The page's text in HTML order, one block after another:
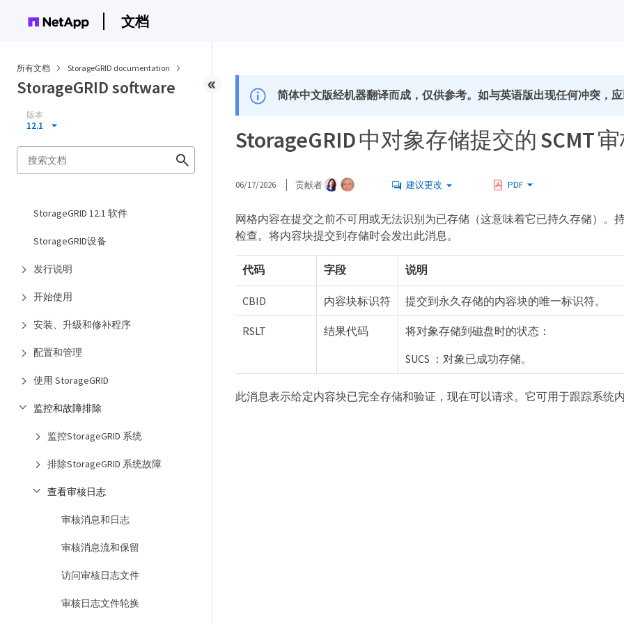
文档
所有文档 StorageGRID documentation
StorageGRID software
版本
12.1
StorageGRID 12.1 软件
StorageGRID设备
发行说明
开始使用
安装、升级和修补程序
配置和管理
使用 StorageGRID
监控和故障排除
监控StorageGRID 系统
排除StorageGRID 系统故障
查看审核日志
审核消息和日志
审核消息流和保留
访问审核日志文件
审核日志文件轮换
简体中文版经机器翻译而成，仅供参考。如与英语版出现任何冲突，应
StorageGRID 中对象存储提交的 SCMT
06/17/2026 贡献者 建议更改 PDF
网格内容在提交之前不可用或无法识别为已存储（这意味着它已持久存储）。
检查。将内容块提交到存储时会发出此消息。
代码 字段 说明
CBID 内容块标识符 提交到永久存储的内容块的唯一标识符。
RSLT 结果代码
将对象存储到磁盘时的状态：
SUCS ：对象已成功存储。
此消息表示给定内容块已完全存储和验证，现在可以请求。它可用于跟踪系统内